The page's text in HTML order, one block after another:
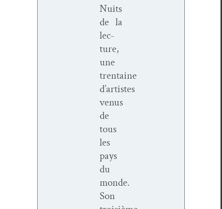
Nuits
de la
lec­
ture,
une
trentaine
d’artistes
venus
de
tous
les
pays
du
monde.
Son